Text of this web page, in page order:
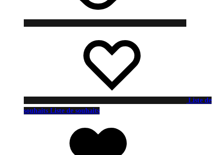
Liste de
souhaits Liste de souhaits